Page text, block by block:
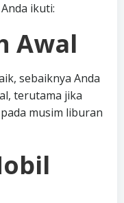
ikuti:
Awal
sebaiknya Anda
terutama jika
musim liburan